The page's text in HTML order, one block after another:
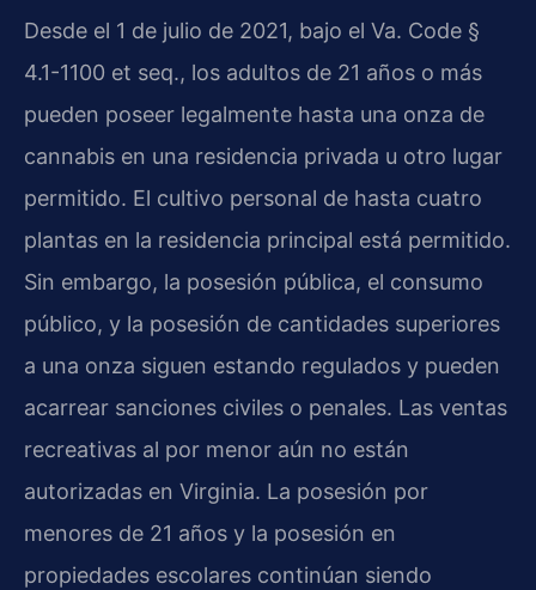
Desde el 1 de julio de 2021, bajo el Va. Code §
4.1-1100 et seq., los adultos de 21 años o más
pueden poseer legalmente hasta una onza de
cannabis en una residencia privada u otro lugar
permitido. El cultivo personal de hasta cuatro
plantas en la residencia principal está permitido.
Sin embargo, la posesión pública, el consumo
público, y la posesión de cantidades superiores
a una onza siguen estando regulados y pueden
acarrear sanciones civiles o penales. Las ventas
recreativas al por menor aún no están
autorizadas en Virginia. La posesión por
menores de 21 años y la posesión en
propiedades escolares continúan siendo